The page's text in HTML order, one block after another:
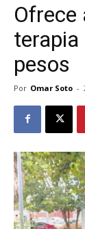
Ofrece
pesos
Por Omar Soto -